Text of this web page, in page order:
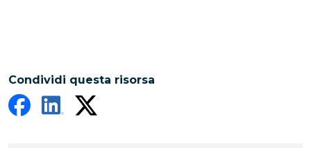
Condividi questa risorsa